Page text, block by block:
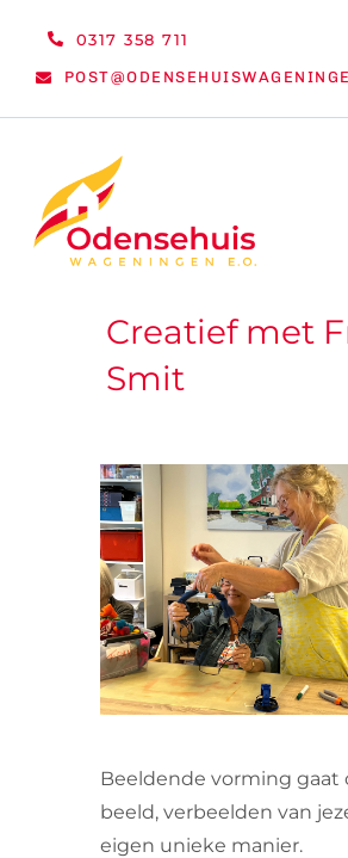
0317 358 711
WELKOM
ORGANISATIE
VRIJWILLIGERS & STAGIAIRES
CONTACT
Creatief met
Smit
Beeldende vorming gaat
beeld, verbeelden van
eigen unieke manier.